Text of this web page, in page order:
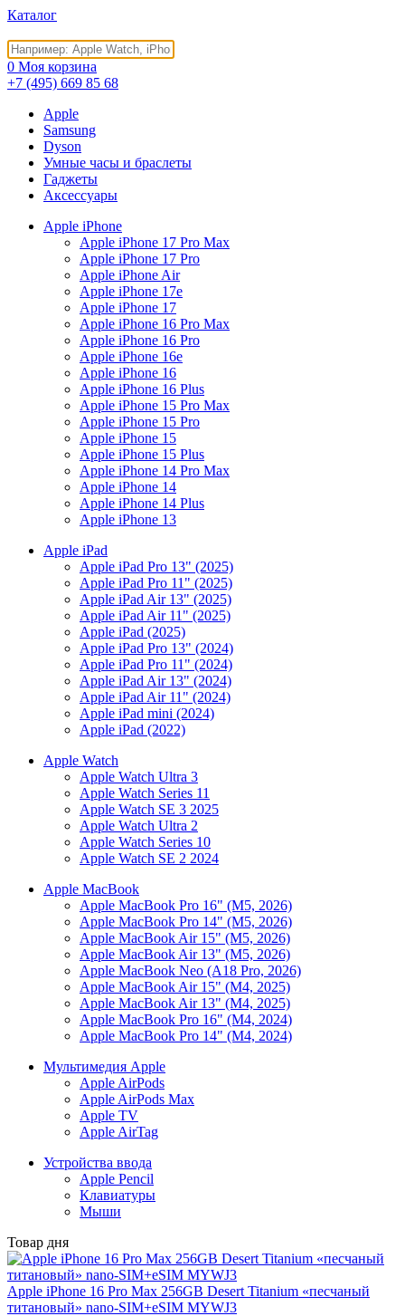
Каталог
0 Моя корзина
+7 (495) 669 85 68
Apple
Samsung
Dyson
Умные часы и браслеты
Гаджеты
Аксессуары
Apple iPhone
Apple iPhone 17 Pro Max
Apple iPhone 17 Pro
Apple iPhone Air
Apple iPhone 17e
Apple iPhone 17
Apple iPhone 16 Pro Max
Apple iPhone 16 Pro
Apple iPhone 16e
Apple iPhone 16
Apple iPhone 16 Plus
Apple iPhone 15 Pro Max
Apple iPhone 15 Pro
Apple iPhone 15
Apple iPhone 15 Plus
Apple iPhone 14 Pro Max
Apple iPhone 14
Apple iPhone 14 Plus
Apple iPhone 13
Apple iPad
Apple iPad Pro 13" (2025)
Apple iPad Pro 11" (2025)
Apple iPad Air 13" (2025)
Apple iPad Air 11" (2025)
Apple iPad (2025)
Apple iPad Pro 13" (2024)
Apple iPad Pro 11" (2024)
Apple iPad Air 13" (2024)
Apple iPad Air 11" (2024)
Apple iPad mini (2024)
Apple iPad (2022)
Apple Watch
Apple Watch Ultra 3
Apple Watch Series 11
Apple Watch SE 3 2025
Apple Watch Ultra 2
Apple Watch Series 10
Apple Watch SE 2 2024
Apple MacBook
Apple MacBook Pro 16" (M5, 2026)
Apple MacBook Pro 14" (M5, 2026)
Apple MacBook Air 15" (M5, 2026)
Apple MacBook Air 13" (M5, 2026)
Apple MacBook Neo (A18 Pro, 2026)
Apple MacBook Air 15" (M4, 2025)
Apple MacBook Air 13" (M4, 2025)
Apple MacBook Pro 16" (M4, 2024)
Apple MacBook Pro 14" (M4, 2024)
Мультимедия Apple
Apple AirPods
Apple AirPods Max
Apple TV
Apple AirTag
Устройства ввода
Apple Pencil
Клавиатуры
Мыши
Товар дня
Apple iPhone 16 Pro Max 256GB Desert Titanium «песчаный
титановый» nano-SIM+eSIM MYWJ3